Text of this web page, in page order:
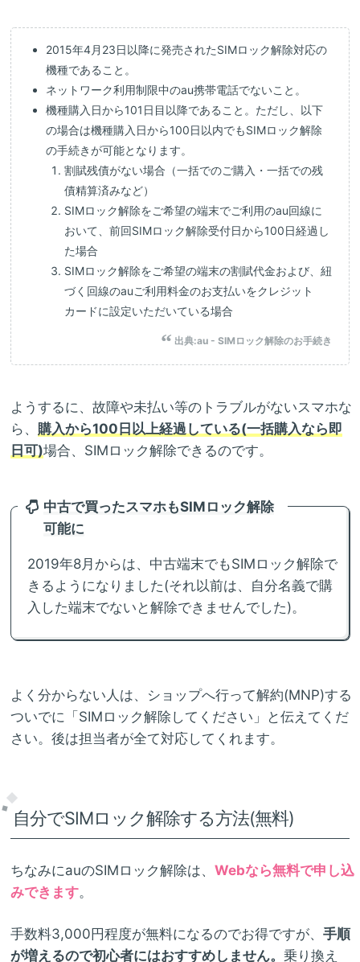
2015年4月23日以降に発売されたSIMロック解除対応の
機種であること。
ネットワーク利用制限中のau携帯電話でないこと。
機種購入日から101日目以降であること。ただし、以下
の場合は機種購入日から100日以内でもSIMロック解除
の手続きが可能となります。
割賦残債がない場合（一括でのご購入・一括での残
債精算済みなど）
SIMロック解除をご希望の端末でご利用のau回線に
おいて、前回SIMロック解除受付日から100日経過し
た場合
SIMロック解除をご希望の端末の割賦代金および、紐
づく回線のauご利用料金のお支払いをクレジット
カードに設定いただいている場合
出典:au - SIMロック解除のお手続き
ようするに、故障や未払い等のトラブルがないスマホな
ら、 購入から100日以上経過している(一括購入なら即
日可)場合、SIMロック解除できるのです。
中古で買ったスマホもSIMロック解除
可能に
2019年8月からは、中古端末でもSIMロック解除で
きるようになりました(それ以前は、自分名義で購
入した端末でないと解除できませんでした)。
よく分からない人は、ショップへ行って解約(MNP)する
ついでに「SIMロック解除してください」と伝えてくだ
さい。後は担当者が全て対応してくれます。
自分でSIMロック解除する方法(無料)
ちなみにauのSIMロック解除は、 Webなら無料で申し込
みできます。
手数料3,000円程度が無料になるのでお得ですが、 手順
が増えるので初心者にはおすすめしません。 乗り換え